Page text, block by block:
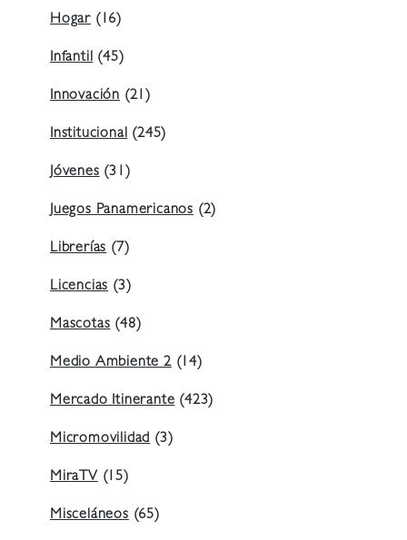
Hogar (16)
Infantil(45)
Innovación (21)
Institucional(245)
Jóvenes(31)
Juegos Panamericanos (2)
Librerías(7)
Licencias(3)
Mascotas(48)
Medio Ambiente 2(14)
Mercado Itinerante(423)
Micromovilidad(3)
MiraTV(15)
Misceláneos(65)